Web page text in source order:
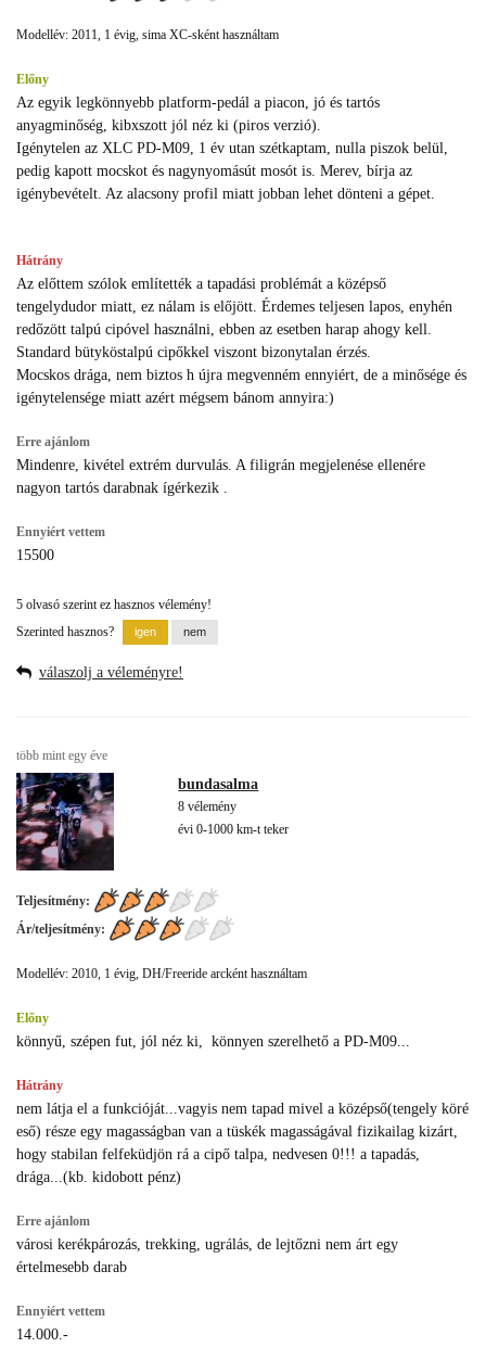
Modellév: 2011, 1 évig, sima XC-sként használtam
Előny
Az egyik legkönnyebb platform-pedál a piacon, jó és tartós
anyagminőség, kibxszott jól néz ki (piros verzió).
Igénytelen az XLC PD-M09, 1 év utan szétkaptam, nulla piszok belül,
pedig kapott mocskot és nagynyomásút mosót is. Merev, bírja az
igénybevételt. Az alacsony profil miatt jobban lehet dönteni a gépet.
Hátrány
Az előttem szólok említették a tapadási problémát a középső
tengelydudor miatt, ez nálam is előjött. Érdemes teljesen lapos, enyhén
redőzött talpú cipóvel használni, ebben az esetben harap ahogy kell.
Standard bütyköstalpú cipőkkel viszont bizonytalan érzés.
Mocskos drága, nem biztos h újra megvenném ennyiért, de a minősége és
igénytelensége miatt azért mégsem bánom annyira:)
Erre ajánlom
Mindenre, kivétel extrém durvulás. A filigrán megjelenése ellenére
nagyon tartós darabnak ígérkezik .
Ennyiért vettem
15500
5 olvasó szerint ez hasznos vélemény!
Szerinted hasznos?
válaszolj a véleményre!
több mint egy éve
bundasalma
8 vélemény
évi 0-1000 km-t teker
Teljesítmény:
Ár/teljesítmény:
Modellév: 2010, 1 évig, DH/Freeride arcként használtam
Előny
könnyű, szépen fut, jól néz ki, könnyen szerelhető a PD-M09...
Hátrány
nem látja el a funkcióját...vagyis nem tapad mivel a középső(tengely köré
eső) része egy magasságban van a tüskék magasságával fizikailag kizárt,
hogy stabilan felfeküdjön rá a cipő talpa, nedvesen 0!!! a tapadás,
drága...(kb. kidobott pénz)
Erre ajánlom
városi kerékpározás, trekking, ugrálás, de lejtőzni nem árt egy
értelmesebb darab
Ennyiért vettem
14.000.-